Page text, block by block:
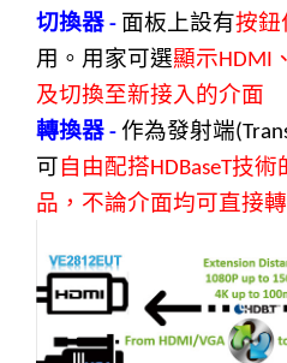
切換器 - 面板上設有按鈕
用。用家可選顯示HDMI
及切換至新接入的介面
轉換器 - 作為發射端
可自由配搭HDBaseT技術
品，不論介面均可直接